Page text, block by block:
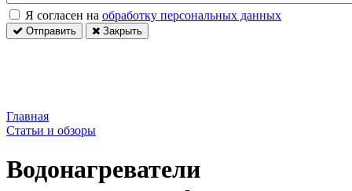
Я согласен на обработку персональных данных
Отправить Закрыть
Главная
Статьи и обзоры
Водонагреватели